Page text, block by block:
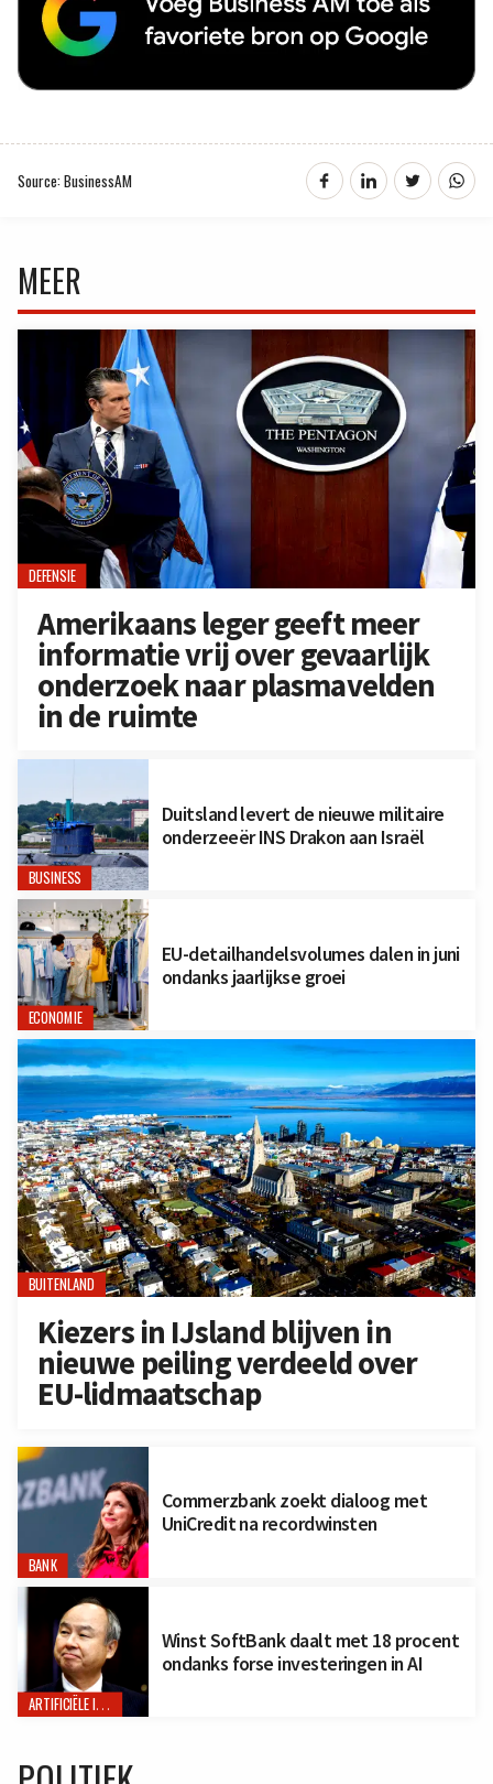
Source: BusinessAM
MEER
DEFENSIE
Amerikaans leger geeft meer
informatie vrij over gevaarlijk
onderzoek naar plasmavelden
in de ruimte
BUSINESS
Duitsland levert de nieuwe militaire
onderzeeër INS Drakon aan Israël
ECONOMIE
EU-detailhandelsvolumes dalen in juni
ondanks jaarlijkse groei
BUITENLAND
Kiezers in IJsland blijven in
nieuwe peiling verdeeld over
EU-lidmaatschap
BANK
Commerzbank zoekt dialoog met
UniCredit na recordwinsten
ARTIFICIËLE INTELLIGENTIE
Winst SoftBank daalt met 18 procent
ondanks forse investeringen in AI